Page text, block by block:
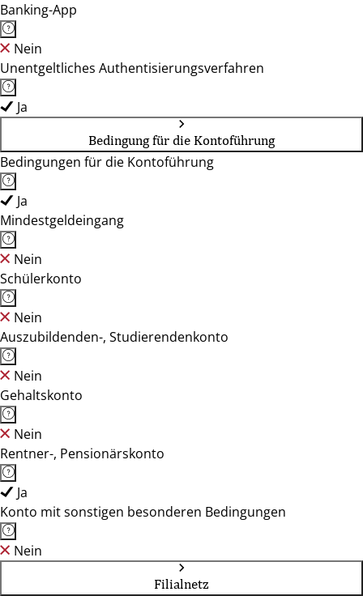
Banking-App
Nein
Unentgeltliches Authentisierungsverfahren
Ja
Bedingung für die Kontoführung
Bedingungen für die Kontoführung
Ja
Mindestgeldeingang
Nein
Schülerkonto
Nein
Auszubildenden-, Studierendenkonto
Nein
Gehaltskonto
Nein
Rentner-, Pensionärskonto
Ja
Konto mit sonstigen besonderen Bedingungen
Nein
Filialnetz